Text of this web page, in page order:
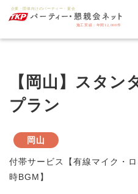
【岡山】スタン
プラン
岡山
付帯サービス【有線マイク・
時BGM】